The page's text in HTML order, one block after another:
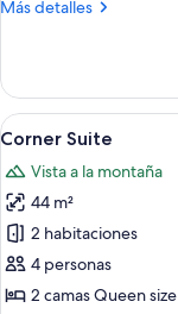
Más detalles
Más
Connecting
Room
Ver
todas
las
fotos
de
Corner
Suite
5
Corner Suite
Vista a la montaña
44 m²
2 habitaciones
4 personas
2 camas Queen size